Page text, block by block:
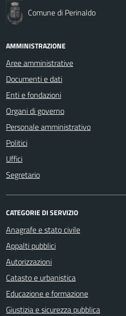
Comune di Perinaldo
AMMINISTRAZIONE
Aree amministrative
Documenti e dati
Enti e fondazioni
Organi di governo
Personale amministrativo
Politici
Uffici
Segretario
CATEGORIE DI SERVIZIO
Anagrafe e stato civile
Appalti pubblici
Autorizzazioni
Catasto e urbanistica
Educazione e formazione
Giustizia e sicurezza pubblica